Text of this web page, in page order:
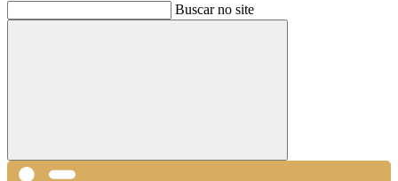
Buscar no site
Buscar